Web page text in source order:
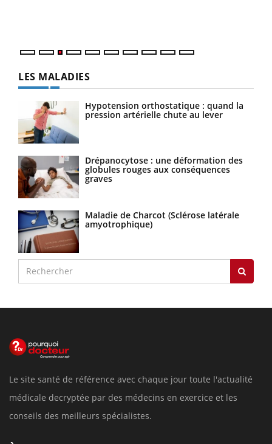
LES MALADIES
Hypotension orthostatique : quand la
pression artérielle chute au lever
Drépanocytose : une déformation des
globules rouges aux conséquences
graves
Maladie de Charcot (Sclérose latérale
amyotrophique)
Le site santé de référence avec chaque jour toute l'actualité
médicale decryptée par des médecins en exercice et les
conseils des meilleurs spécialistes.